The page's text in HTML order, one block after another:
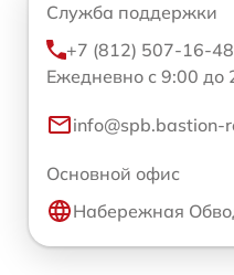
Служба поддержки
+7 (812) 507-16-48
Ежедневно с 9:00 до
info@spb.bastion-
Основной офис
Набережная